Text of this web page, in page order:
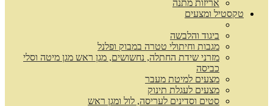
אריזות מתנה
טקסטיל ומצעים
ביגוד והלבשה
מגבות וחיתולי טטרה במבוק ופלנל
מזרני שידת החתלה, נחשושים, מגן ראש מגן מיטה וסלי
כביסה
מצעים למיטת מעבר
מצעים לעגלת תינוק
סטים וסדינים לעריסה, לול ומגן ראש